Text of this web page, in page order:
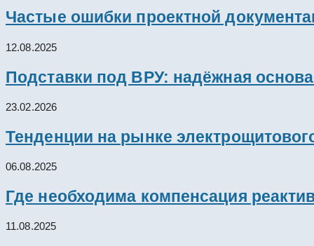
Частые ошибки проектной
12.08.2025
Подставки под ВРУ: надёжная
23.02.2026
Тенденции на рынке
06.08.2025
Где необходима компенсация
11.08.2025